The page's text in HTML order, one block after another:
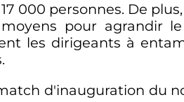
17 000 personnes. De
pour agrandir le
les dirigeants à
.
d'inauguration du